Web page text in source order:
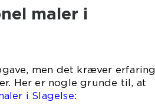
maler i
men det kræver erfaring
Her er nogle grunde til, at
i Slagelse: